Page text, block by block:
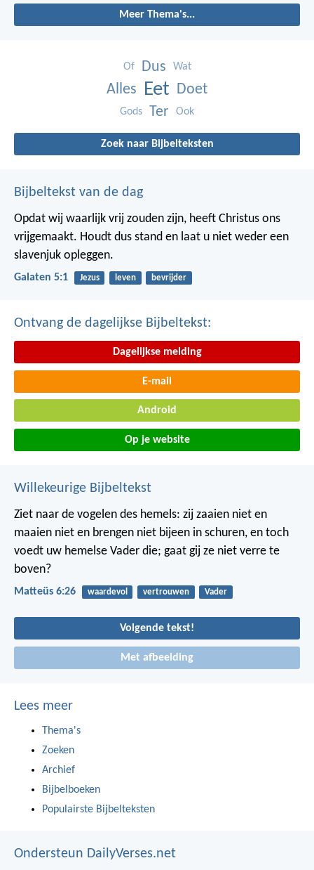
Meer Thema's...
Of Dus Wat
Alles Eet Doet
Gods Ter Ook
Zoek naar Bijbelteksten
Bijbeltekst van de dag
Opdat wij waarlijk vrij zouden zijn, heeft Christus ons
vrijgemaakt. Houdt dus stand en laat u niet weder een
slavenjuk opleggen.
Galaten 5:1 Jezus leven bevrijder
Ontvang de dagelijkse Bijbeltekst:
Dagelijkse melding
E-mail
Android
Op je website
Willekeurige Bijbeltekst
Ziet naar de vogelen des hemels: zij zaaien niet en
maaien niet en brengen niet bijeen in schuren, en toch
voedt uw hemelse Vader die; gaat gij ze niet verre te
boven?
Matteüs 6:26 waardevol vertrouwen Vader
Volgende tekst!
Met afbeelding
Lees meer
Thema's
Zoeken
Archief
Bijbelboeken
Populairste Bijbelteksten
Ondersteun DailyVerses.net